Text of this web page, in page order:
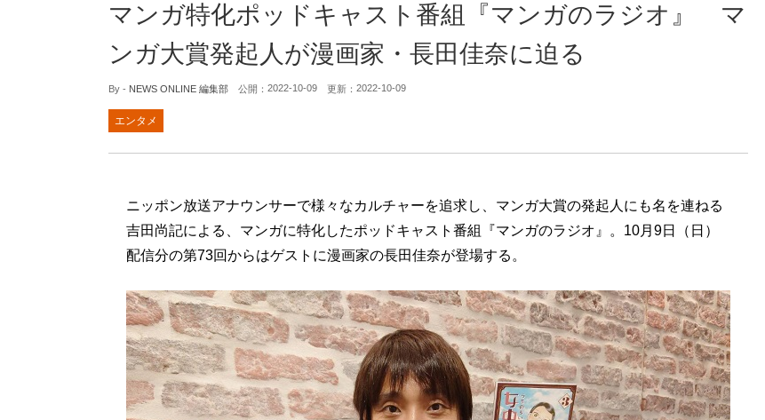
マンガ特化ポッドキャスト番組『マンガのラジオ』 マ
ンガ大賞発起人が漫画家・長田佳奈に迫る
By - NEWS ONLINE 編集部 公開： 2022-10-09 更新： 2022-10-09
エンタメ
ニッポン放送アナウンサーで様々なカルチャーを追求し、マンガ大賞の発起人にも名を連ねる
吉田尚記による、マンガに特化したポッドキャスト番組『マンガのラジオ』。10月9日（日）
配信分の第73回からはゲストに漫画家の長田佳奈が登場する。